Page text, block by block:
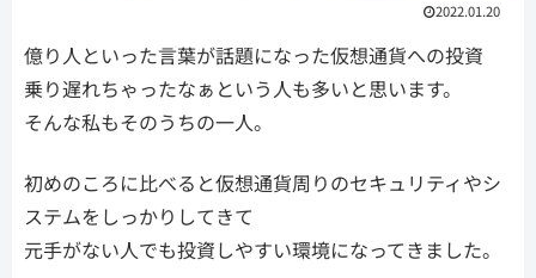
2022.01.20
億り人といった言葉が話題になった仮想通貨への投資
乗り遅れちゃったなぁという人も多いと思います。
そんな私もそのうちの一人。
初めのころに比べると仮想通貨周りのセキュリティやシ
ステムをしっかりしてきて
元手がない人でも投資しやすい環境になってきました。